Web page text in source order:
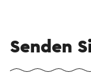
Senden